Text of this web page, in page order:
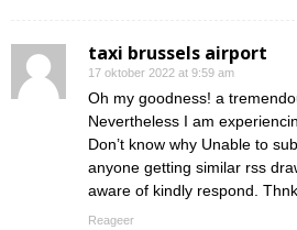
taxi brussels airport
17 oktober 2022 at 9:59 am
Oh my goodness! a
Nevertheless I am
Don’t know why Unable to
anyone getting similar rss
aware of kindly respond.
Reageer